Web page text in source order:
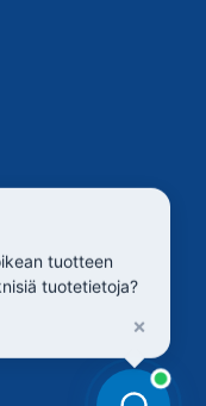
tuotteen
tuotetietoja?
×